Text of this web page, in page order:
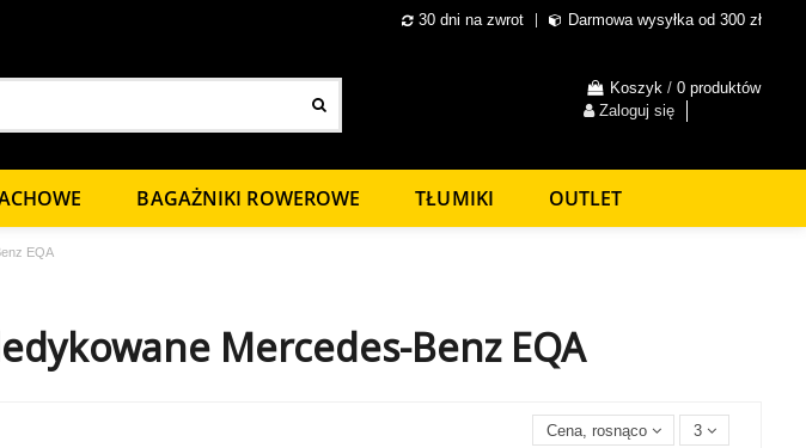
30 dni na zwrot Darmowa wysyłka od 300 zł
Koszyk / 0 produktów
Zaloguj się
BAGAŻNIKI ROWEROWE TŁUMIKI OUTLET
EQA
Mercedes-Benz EQA
Cena, rosnąco 3